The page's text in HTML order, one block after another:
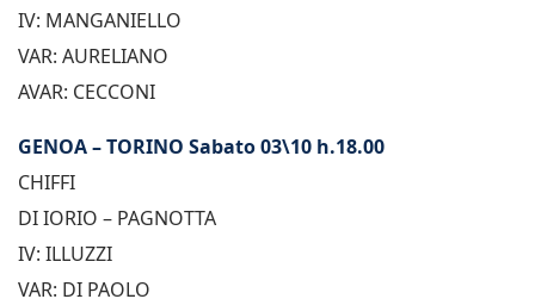
IV: MANGANIELLO
VAR: AURELIANO
AVAR: CECCONI
GENOA – TORINO Sabato 03\10 h.18.00
CHIFFI
DI IORIO – PAGNOTTA
IV: ILLUZZI
VAR: DI PAOLO